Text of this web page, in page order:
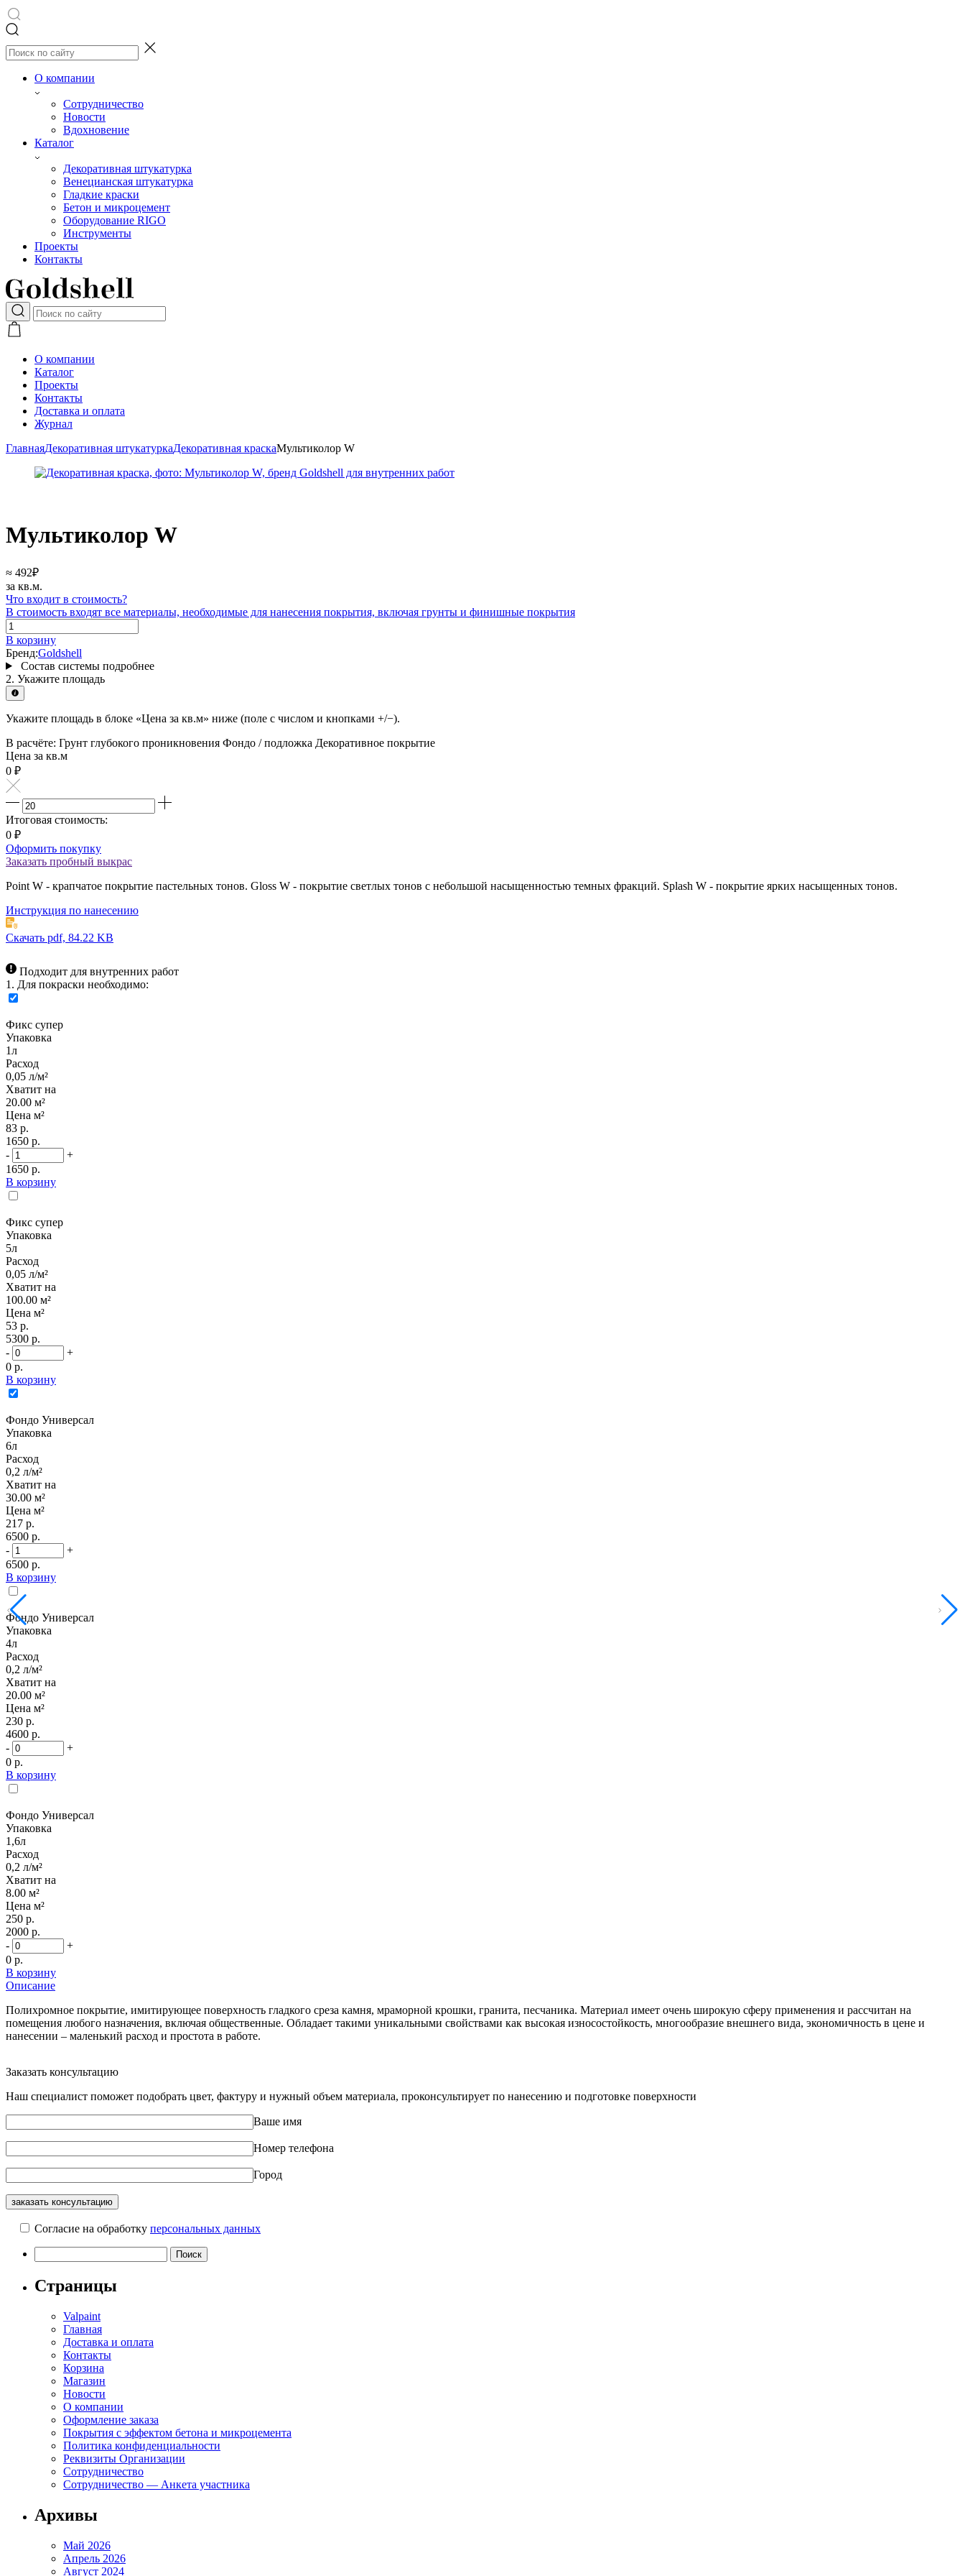
О компании
Сотрудничество
Новости
Вдохновение
Каталог
Декоративная штукатурка
Венецианская штукатурка
Гладкие краски
Бетон и микроцемент
Оборудование RIGO
Инструменты
Проекты
Контакты
О компании
Каталог
Проекты
Контакты
Доставка и оплата
Журнал
ГлавнаяДекоративная штукатуркаДекоративная краскаМультиколор W
Мультиколор W
≈ 492₽
за кв.м.
Что входит в стоимость?
В стоимость входят все материалы, необходимые для нанесения покрытия, включая грунты и финишные покрытия
Количество
товара
Мультиколор
W
В корзину
Бренд:Goldshell
Состав системы подробнее
2. Укажите площадь
Подсказка
по
калькулятору
Укажите площадь в блоке «Цена за кв.м» ниже (поле с числом и кнопками +/−).
В расчёте: Грунт глубокого проникновения Фондо / подложка Декоративное покрытие
Цена за кв.м
0 ₽
Итоговая стоимость:
0 ₽
Оформить покупку
Заказать пробный выкрас
Point W - крапчатое покрытие пастельных тонов. Gloss W - покрытие светлых тонов с небольшой насыщенностью темных фракций. Splash W - покрытие ярких насыщенных тонов.
Инструкция по нанесению
Скачать pdf, 84.22 KB
Подходит для внутренних работ
1. Для покраски необходимо:
Фикс супер
Упаковка
1л
Расход
0,05 л/м²
Хватит на
20.00 м²
Цена м²
83 р.
1650 р.
-
+
1650 р.
В корзину
Фикс супер
Упаковка
5л
Расход
0,05 л/м²
Хватит на
100.00 м²
Цена м²
53 р.
5300 р.
-
+
0 р.
В корзину
Фондо Универсал
Упаковка
6л
Расход
0,2 л/м²
Хватит на
30.00 м²
Цена м²
217 р.
6500 р.
-
+
6500 р.
В корзину
Фондо Универсал
Упаковка
4л
Расход
0,2 л/м²
Хватит на
20.00 м²
Цена м²
230 р.
4600 р.
-
+
0 р.
В корзину
Фондо Универсал
Упаковка
1,6л
Расход
0,2 л/м²
Хватит на
8.00 м²
Цена м²
250 р.
2000 р.
-
+
0 р.
В корзину
Описание
Полихромное покрытие, имитирующее поверхность гладкого среза камня, мраморной крошки, гранита, песчаника. Материал имеет очень широкую сферу применения и рассчитан на
помещения любого назначения, включая общественные. Обладает такими уникальными свойствами как высокая износостойкость, многообразие внешнего вида, экономичность в цене и
нанесении – маленький расход и простота в работе.
Заказать консультацию
Наш специалист поможет подобрать цвет, фактуру и нужный объем материала, проконсультирует по нанесению и подготовке поверхности
Ваше имя
Номер телефона
Город
Cогласие на обработку персональных данных
Страницы
Valpaint
Главная
Доставка и оплата
Контакты
Корзина
Магазин
Новости
О компании
Оформление заказа
Покрытия с эффектом бетона и микроцемента
Политика конфиденциальности
Реквизиты Организации
Сотрудничество
Сотрудничество — Анкета участника
Архивы
Май 2026
Апрель 2026
Август 2024